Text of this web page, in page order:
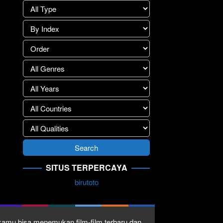
SITUS TERPERCAYA
birutoto